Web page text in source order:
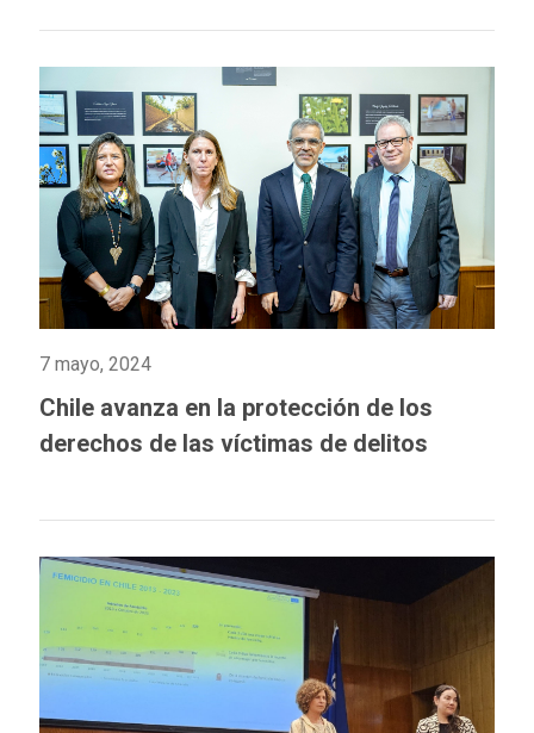
7 mayo, 2024
Chile avanza en la protección de los
derechos de las víctimas de delitos